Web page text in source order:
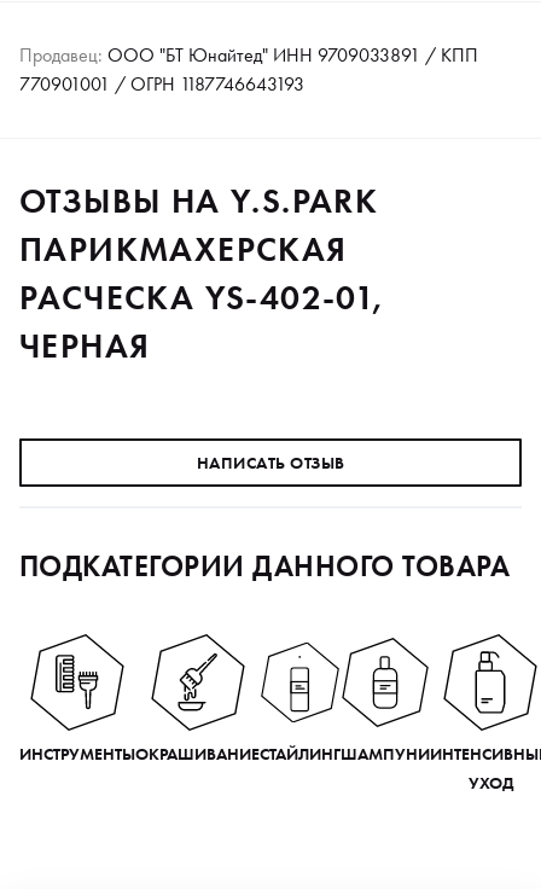
Продавец: ООО "БТ Юнайтед" ИНН 9709033891 / КПП
770901001 / ОГРН 1187746643193
ОТЗЫВЫ НА Y.S.PARK
ПАРИКМАХЕРСКАЯ
РАСЧЕСКА YS-402-01,
ЧЕРНАЯ
НАПИСАТЬ ОТЗЫВ
ПОДКАТЕГОРИИ ДАННОГО ТОВАРА
ИНСТРУМЕНТЫОКРАШИВАНИЕСТАЙЛИНГШАМПУНИ
УХОД